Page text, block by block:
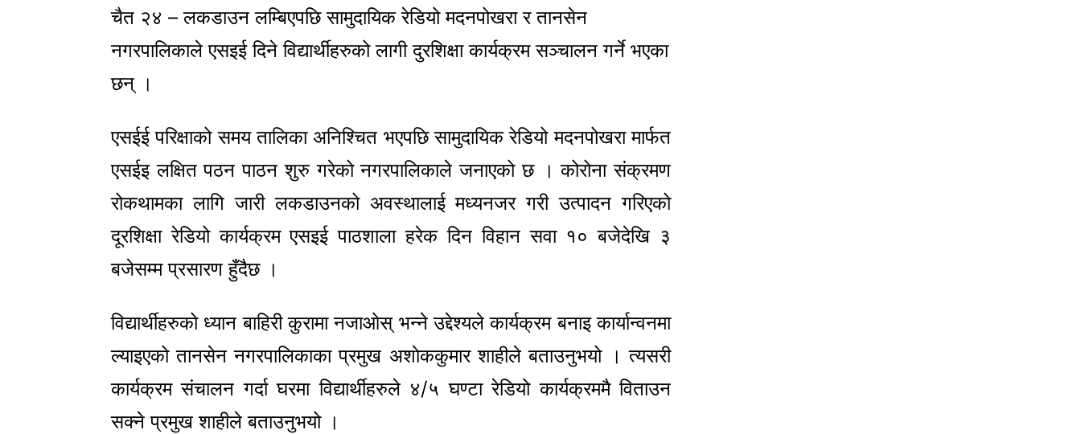
चैत २४ – लकडाउन लम्बिएपछि सामुदायिक रेडियो मदनपोखरा र तानसेन
नगरपालिकाले एसइई दिने विद्यार्थीहरुको लागी दुरशिक्षा कार्यक्रम सञ्चालन गर्ने भएका
छन् ।
एसईई परिक्षाको समय तालिका अनिश्चित भएपछि सामुदायिक रेडियो मदनपोखरा मार्फत
एसईइ लक्षित पठन पाठन शुरु गरेको नगरपालिकाले जनाएको छ । कोरोना संक्रमण
रोकथामका लागि जारी लकडाउनको अवस्थालाई मध्यनजर गरी उत्पादन गरिएको
दूरशिक्षा रेडियो कार्यक्रम एसइई पाठशाला हरेक दिन विहान सवा १० बजेदेखि ३
बजेसम्म प्रसारण हुँदैछ ।
विद्यार्थीहरुको ध्यान बाहिरी कुरामा नजाओस् भन्ने उद्देश्यले कार्यक्रम बनाइ कार्यान्वनमा
ल्याइएको तानसेन नगरपालिकाका प्रमुख अशाेककुमार शाहीले बताउनुभयो । त्यसरी
कार्यक्रम संचालन गर्दा घरमा विद्यार्थीहरुले ४/५ घण्टा रेडियो कार्यक्रममै विताउन
सक्ने प्रमुख शाहीले बताउनुभयो ।